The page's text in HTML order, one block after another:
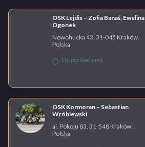
OSK Lejdis – Zofia Banaś, Ewelina
Ogonek
Nowohucka 43, 31-045 Kraków,
Polska
Do porównania
OSK Kormoran – Sebastian
Wróblewski
al. Pokoju 83, 31-548 Kraków,
Polska